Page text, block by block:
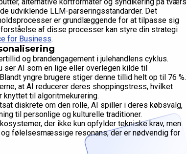
alternative kortformater og syndikering på tværs
udviklende LLM-parseringsstandarder. Det
er grundlæggende for at tilpasse sig
af disse processer kan styre din strategi
for Business.
og brandengagement i julehandlens cyklus.
ser AI som en lige eller overlegen kilde til
yngre brugere stiger denne tillid helt op til 76 %.
at AI reducerer deres shoppingstress, hvilket
til algoritmekurering.
diskrete om den rolle, AI spiller i deres købsvalg,
til personlige og kulturelle traditioner.
der ikke kun opfylder tekniske krav, men
følelsesmæssige resonans, der er nødvendig for